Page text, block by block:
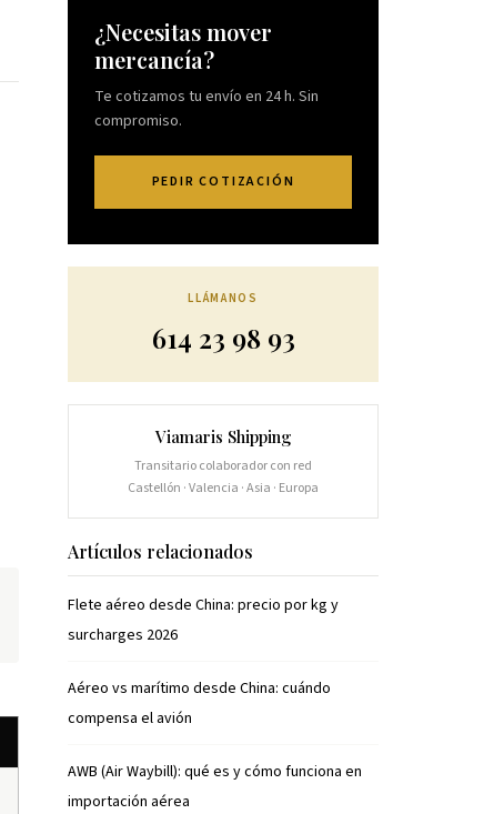
¿Necesitas mover
mercancía?
Te cotizamos tu envío en 24 h. Sin
compromiso.
PEDIR COTIZACIÓN
LLÁMANOS
614 23 98 93
Viamaris Shipping
Transitario colaborador con red
Castellón · Valencia · Asia · Europa
Artículos relacionados
Flete aéreo desde China: precio por kg y
surcharges 2026
Aéreo vs marítimo desde China: cuándo
compensa el avión
AWB (Air Waybill): qué es y cómo funciona en
importación aérea